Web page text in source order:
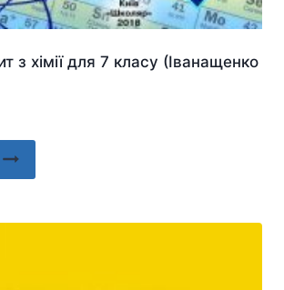
з хімії для 7 класу (Іванащенко